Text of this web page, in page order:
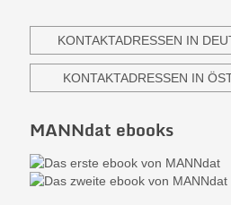
KONTAKTADRESSEN IN
KONTAKTADRESSEN IN
MANNdat ebooks